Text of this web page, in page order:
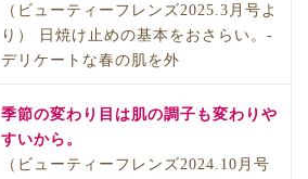
（ビューティーフレンズ2025.3月号よ
り） 日焼け止めの基本をおさらい。-
デリケートな春の肌を外
季節の変わり目は肌の調子も変わりや
すいから。
（ビューティーフレンズ2024.10月号